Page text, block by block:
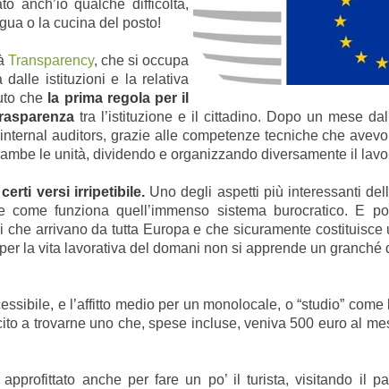
anch’io qualche difficoltà,
o la cucina del posto!
Transparency, che si occupa
dalle istituzioni e la relativa
che la prima regola per il
tra l’istituzione e il cittadino. Dopo un mese
auditors, grazie alle competenze tecniche che
le unità, dividendo e organizzando diversamente il
versi irripetibile.Uno degli aspetti più interessanti
funziona quell’immenso sistema burocratico. E
arrivano da tutta Europa e che sicuramente costituisce
la vita lavorativa del domani non si apprende un granché
e l’affitto medio per un monolocale, o “studio”
a trovarne uno che, spese incluse, veniva 500 euro al
anche per fare un po’ il turista, visitando il